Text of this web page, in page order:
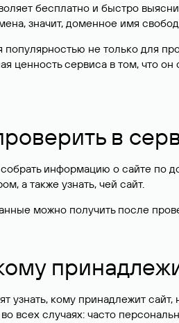
бесплатно и быстро
значит, доменное имя
популярностью не только для
ценность сервиса в том, что
в
информацию о сайте по
а также узнать, чей сайт.
можно получить после
узнать, кому принадлежит
всех случаях: часто